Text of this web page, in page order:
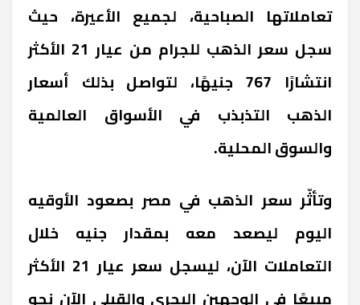
تعاملاتها الصباحية، لجميع الأعيرة، حيث
سجل سعر الذهب للجرام من عيار 21 الأكثر
انتشارًا 767 جنيهًا، لتواصل بذلك أسعار
الذهب التذبذب في الأسواق العالمية
والسوق المحلية.
وتأثّر سعر الذهب في مصر بصعود الأوقيه
اليوم ليصعد معه بمقدار جنيه خلال
التعاملات الآن، ليسجل سعر عيار 21 الأكثر
مبيعًا في الوجهين البحري والقبلي الآن نحو